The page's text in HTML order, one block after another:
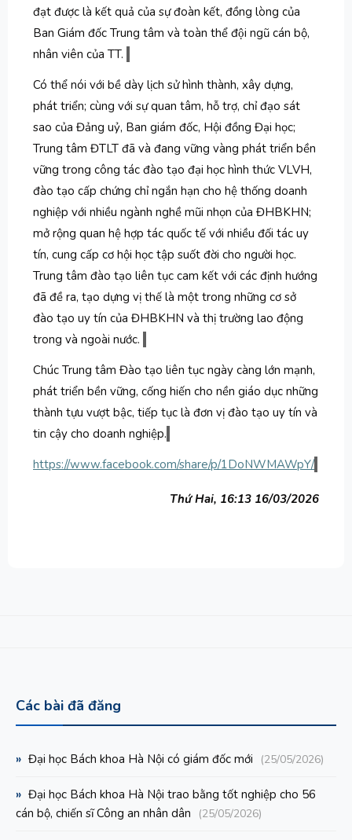
đạt được là kết quả của sự đoàn kết, đồng lòng của
Ban Giám đốc Trung tâm và toàn thể đội ngũ cán bộ,
nhân viên của TT.
Có thể nói với bề dày lịch sử hình thành, xây dựng,
phát triển; cùng với sự quan tâm, hỗ trợ, chỉ đạo sát
sao của Đảng uỷ, Ban giám đốc, Hội đồng Đại học;
Trung tâm ĐTLT đã và đang vững vàng phát triển bền
vững trong công tác đào tạo đại học hình thức VLVH,
đào tạo cấp chứng chỉ ngắn hạn cho hệ thống doanh
nghiệp với nhiều ngành nghề mũi nhọn của ĐHBKHN;
mở rộng quan hệ hợp tác quốc tế với nhiều đối tác uy
tín, cung cấp cơ hội học tập suốt đời cho người học.
Trung tâm đào tạo liên tục cam kết với các định hướng
đã đề ra, tạo dựng vị thế là một trong những cơ sở
đào tạo uy tín của ĐHBKHN và thị trường lao động
trong và ngoài nước.
Chúc Trung tâm Đào tạo liên tục ngày càng lớn mạnh,
phát triển bền vững, cống hiến cho nền giáo dục những
thành tựu vượt bậc, tiếp tục là đơn vị đào tạo uy tín và
tin cậy cho doanh nghiệp.
https://www.facebook.com/share/p/1DoNWMAWpY/
Thứ Hai, 16:13 16/03/2026
Các bài đã đăng
» Đại học Bách khoa Hà Nội có giám đốc mới (25/05/2026)
» Đại học Bách khoa Hà Nội trao bằng tốt nghiệp cho 56
cán bộ, chiến sĩ Công an nhân dân
(25/05/2026)